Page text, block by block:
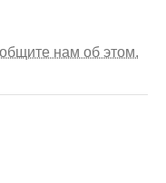
нам об этом.